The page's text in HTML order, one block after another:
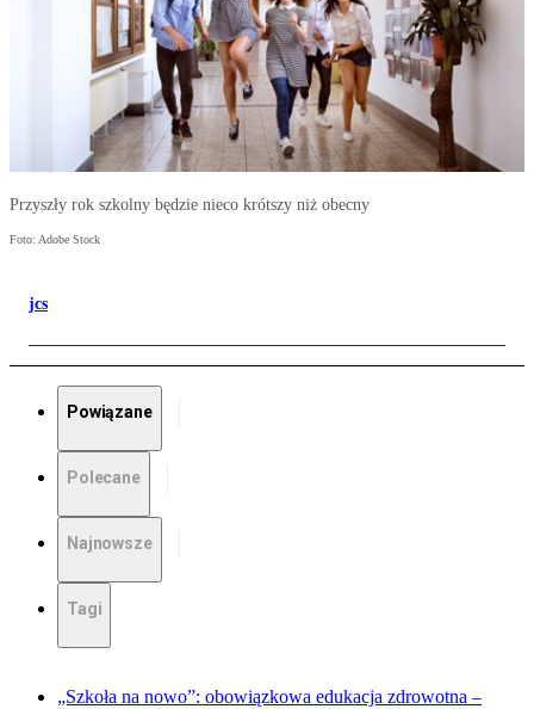
Przyszły rok szkolny będzie nieco krótszy niż obecny
Foto: Adobe Stock
jcs
Powiązane
Polecane
Najnowsze
Tagi
„Szkoła na nowo”: obowiązkowa edukacja zdrowotna –